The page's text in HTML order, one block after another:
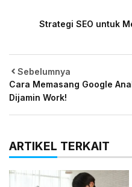
Sebelumnya
Cara Memasang Google
Dijamin Work!
Strategi SEO untuk
ARTIKEL TERKAIT